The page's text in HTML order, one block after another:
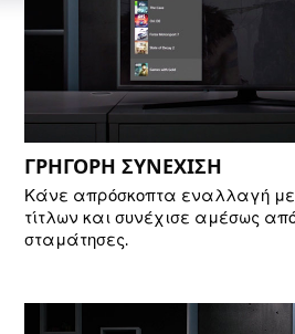
ΓΡΗΓΟΡΗ ΣΥΝΕΧΙΣΗ
Κάνε απρόσκοπτα εναλλαγή
τίτλων και συνέχισε αμέσως
σταμάτησες.